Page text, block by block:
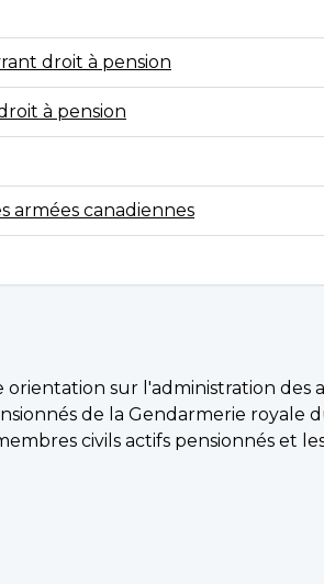
droit à pension
à pension
armées canadiennes
sur l'administration des
de la Gendarmerie royale
civils actifs pensionnés et